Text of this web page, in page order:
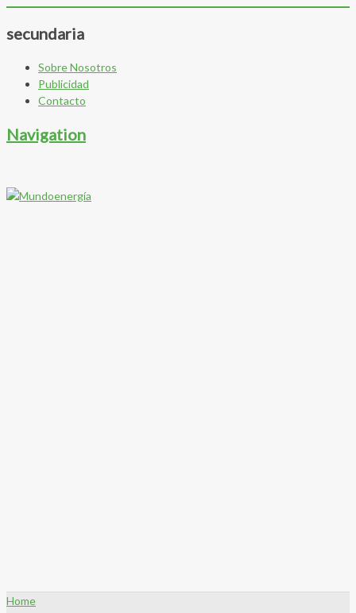
secundaria
Sobre Nosotros
Publicidad
Contacto
Navigation
Home